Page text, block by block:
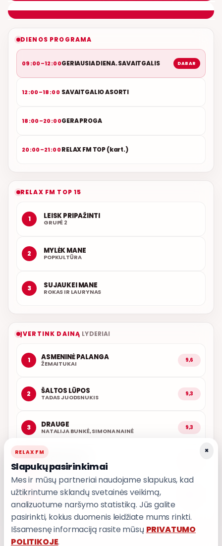
DIENOS PROGRAMA
09:00–12:00GERIAUSIA DIENA. SAVAITGALIS DABAR
12:00–18:00 SAVAITGALIO ASORTI
18:00–20:00GERA PROGA
20:00–21:00RELAX FM TOP (kart.)
RELAX FM TOP 15
1 LEISK PRIPAŽINTI
GRUPĖ 2
2 MYLĖK MANE
POPKULTŪRA
3 SUJAUKEI MANE
ROKAS IR LAURYNAS
ĮVERTINK DAINĄ LYDERIAI
1 ASMENINĖ PALANGA
ŽEMAITUKAI 9,6
2 ŠALTOS LŪPOS
TADAS JUODSNUKIS 9,3
3 DRAUGE
NATALIJA BUNKĖ, SIMONA NAINĖ 9,3
POPKULTŪRA
5 AŠ ATVAŽIUOJU
×
RELAX FM
Slapukų pasirinkimai
Mes ir mūsų partneriai naudojame slapukus, kad
užtikrintume sklandų svetainės veikimą,
analizuotume naršymo statistiką. Jūs galite
pasirinkti, kokius duomenis leidžiate mums rinkti.
Išsamesnę informaciją rasite mūsų PRIVATUMO
POLITIKOJE.